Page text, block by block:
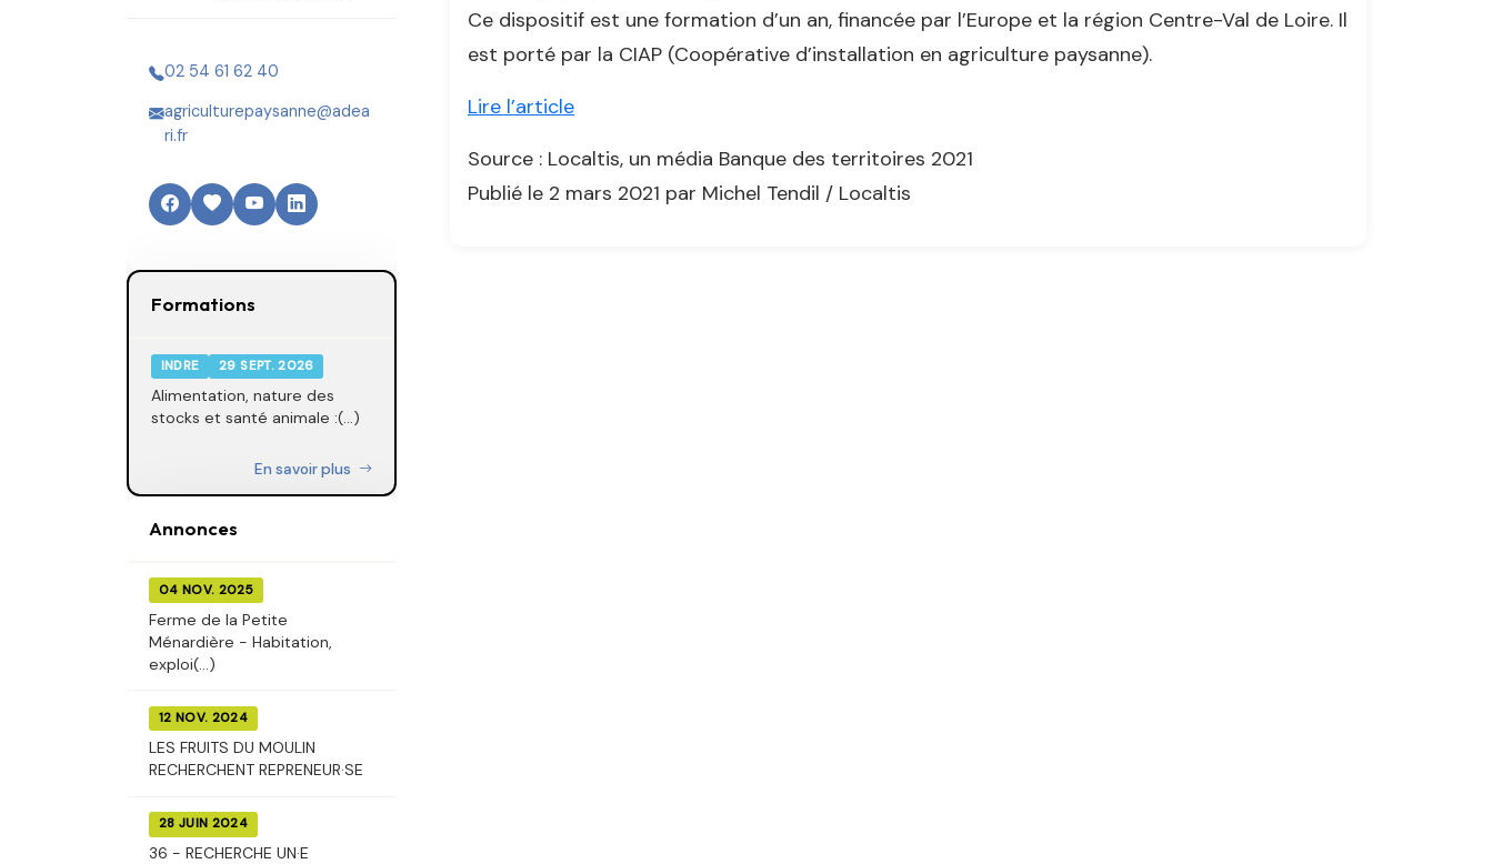
02 54 61 62 40
agriculturepaysanne@adea
ri.fr
Formations
INDRE 29 SEPT. 2026
Alimentation, nature des
stocks et santé animale :(...)
En savoir plus
Annonces
04 NOV. 2025
Ferme de la Petite
Ménardière - Habitation,
exploi(...)
12 NOV. 2024
LES FRUITS DU MOULIN
RECHERCHENT REPRENEUR·SE
28 JUIN 2024
36 - RECHERCHE UN·E
Ce dispositif est une formation d’un an, financée par l’Europe et la région Centre-Val de Loire. Il
est porté par la CIAP (Coopérative d’installation en agriculture paysanne).
Lire l’article
Source : Localtis, un média Banque des territoires 2021
Publié le 2 mars 2021 par Michel Tendil / Localtis